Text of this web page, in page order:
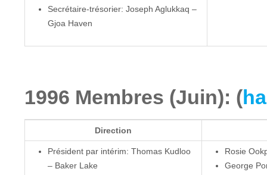
Secrétaire-trésorier: Joseph Aglukkaq –
Gjoa Haven
1996 Membres (Juin): (
Direction
Président par intérim: Thomas Kudloo
– Baker Lake
Rosie
George